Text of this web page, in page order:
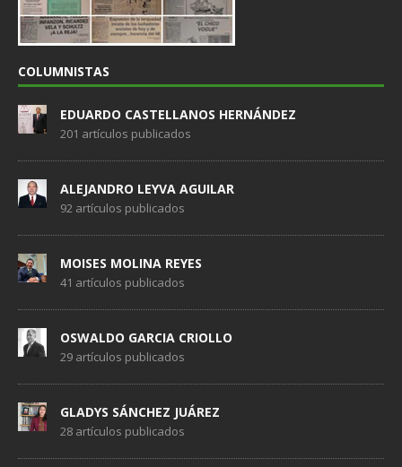
COLUMNISTAS
EDUARDO CASTELLANOS HERNÁNDEZ
201 artículos publicados
ALEJANDRO LEYVA AGUILAR
92 artículos publicados
MOISES MOLINA REYES
41 artículos publicados
OSWALDO GARCIA CRIOLLO
29 artículos publicados
GLADYS SÁNCHEZ JUÁREZ
28 artículos publicados